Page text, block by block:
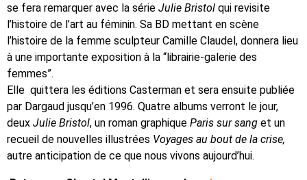
se fera remarquer avec la série Julie Bristol qui revisite
l’histoire de l’art au féminin. Sa BD mettant en scène
l’histoire de la femme sculpteur Camille Claudel, donnera lieu
à une importante exposition à la “librairie-galerie des
femmes”.
Elle quittera les éditions Casterman et sera ensuite publiée
par Dargaud jusqu’en 1996. Quatre albums verront le jour,
deux Julie Bristol, un roman graphique Paris sur sang et un
recueil de nouvelles illustrées Voyages au bout de la crise,
autre anticipation de ce que nous vivons aujourd’hui.